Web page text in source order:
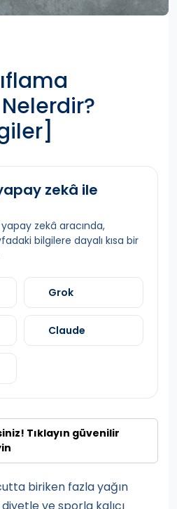
zekâ ile
zekâ aracında,
bilgilere dayalı kısa bir
Grok
Claude
Tıklayın güvenilir
biriken fazla yağın